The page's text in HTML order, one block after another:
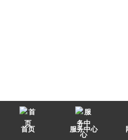
首页 服务中心